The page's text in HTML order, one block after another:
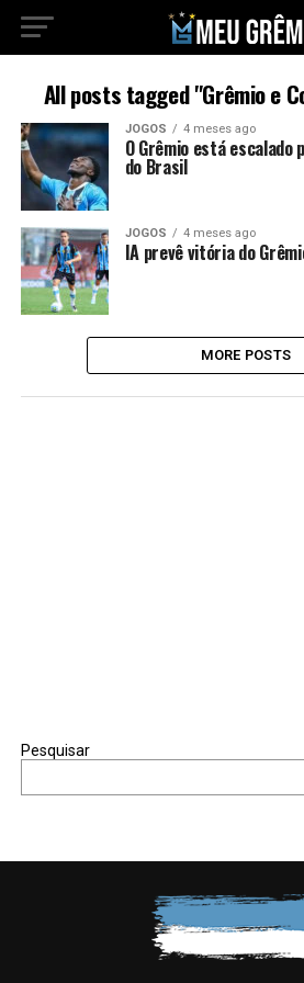
All posts tagged "Grêmio e
JOGOS 4 meses ago
O Grêmio está escalado
do Brasil
JOGOS 4 meses ago
IA prevê vitória do
MORE POSTS
Pesquisar